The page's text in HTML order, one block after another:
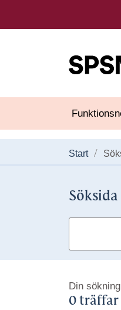
Start
Söksida
Din
0 träffar